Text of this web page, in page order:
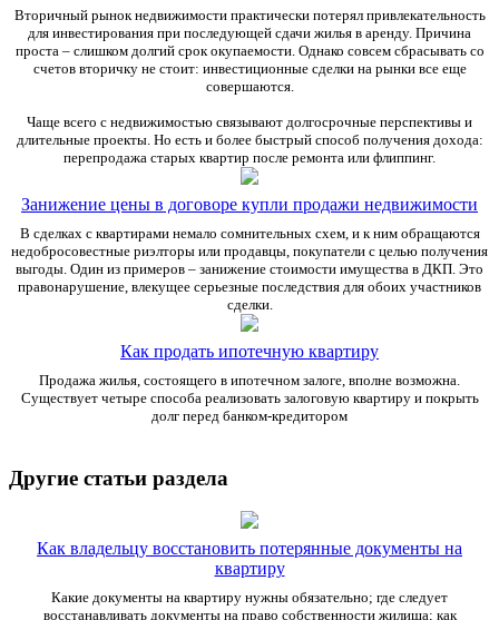
Вторичный рынок недвижимости практически потерял привлекательность
для инвестирования при последующей сдачи жилья в аренду. Причина
проста – слишком долгий срок окупаемости. Однако совсем сбрасывать со
счетов вторичку не стоит: инвестиционные сделки на рынки все еще
совершаются.
Чаще всего с недвижимостью связывают долгосрочные перспективы и
длительные проекты. Но есть и более быстрый способ получения дохода:
перепродажа старых квартир после ремонта или флиппинг.
Занижение цены в договоре купли продажи недвижимости
В сделках с квартирами немало сомнительных схем, и к ним обращаются
недобросовестные риэлторы или продавцы, покупатели с целью получения
выгоды. Один из примеров – занижение стоимости имущества в ДКП. Это
правонарушение, влекущее серьезные последствия для обоих участников
сделки.
Как продать ипотечную квартиру
Продажа жилья, состоящего в ипотечном залоге, вполне возможна.
Существует четыре способа реализовать залоговую квартиру и покрыть
долг перед банком-кредитором
Другие статьи раздела
Как владельцу восстановить потерянные документы на
квартиру
Какие документы на квартиру нужны обязательно; где следует
восстанавливать документы на право собственности жилища; как